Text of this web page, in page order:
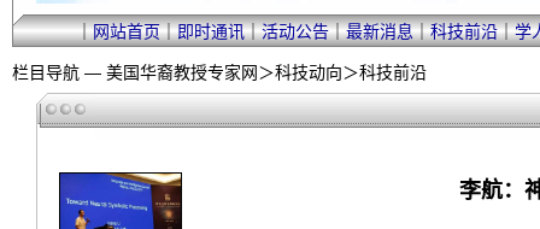
｜网站首页｜即时通讯｜活动公告｜最新消息｜科技前沿｜学
栏目导航 — 美国华裔教授专家网＞科技动向＞科技前沿
李航：